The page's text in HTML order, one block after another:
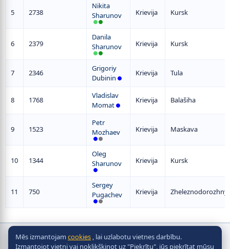
5 2738
Nikita
Sharunov
Krievija Kursk
6 2379
Danila
Sharunov
Krievija Kursk
7 2346
Grigoriy
Dubinin
Krievija Tula
8 1768
Vladislav
Momat
Krievija Balašiha
9 1523
Petr
Mozhaev
Krievija Maskava
10 1344
Oleg
Sharunov
Krievija Kursk
11 750
Sergey
Pugachev
Krievija
Autortiesības © galda hokeja, 2010-2026
2010 - 2026
Mēs izmantojam cookies , lai uzlabotu vietnes darbību.
Izmantojot vietni vai noklikšķinot uz "Piekrītu", jūs piekrītat mūsu